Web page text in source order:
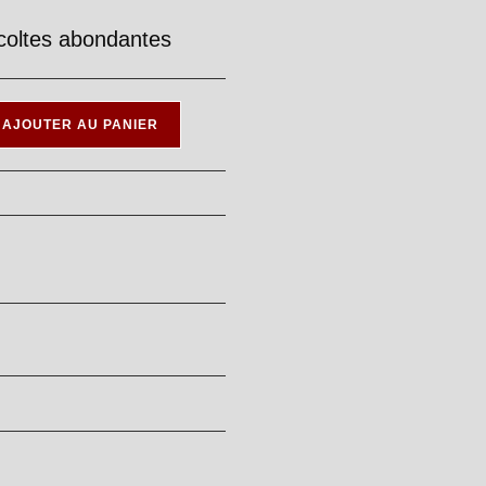
abondantes
AJOUTER AU PANIER